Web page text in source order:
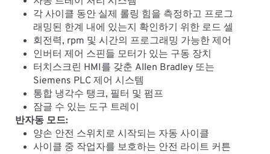
각 사이클 동안 실제 롤링 힘을 측정하고 프로그
래밍된 한계 내에 있는지 확인하기 위한 로드 셀
회전력, rpm 및 시간의 프로그래밍 가능한 제어
인버터 제어 스핀들 모터가 있는 구동 장치
터치스크린 HMI를 갖춘 Allen Bradley 또는
Siemens PLC 제어 시스템
통합 냉각수 탱크, 필터 및 펌프
잠글 수 있는 도구 트레이
반자동 모드:
양손 안전 스위치로 시작되는 자동 사이클
사이클 중 작업자를 보호하는 안전 라이트 커튼